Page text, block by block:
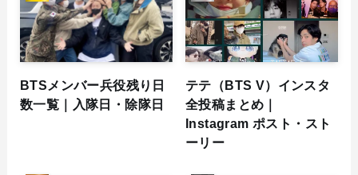
BTSメンバー兵役残り日
数一覧｜入隊日・除隊日
テテ（BTS V）インスタ
全投稿まとめ｜
Instagram ポスト・スト
ーリー